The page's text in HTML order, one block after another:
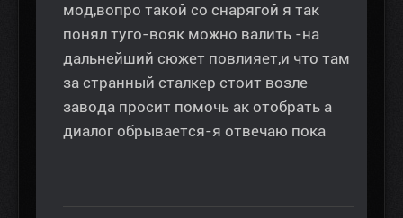
мод,вопро такой со снарягой я так
понял туго-вояк можно валить -на
дальнейший сюжет повлияет,и что там
за странный сталкер стоит возле
завода просит помочь ак отобрать а
диалог обрывается-я отвечаю пока